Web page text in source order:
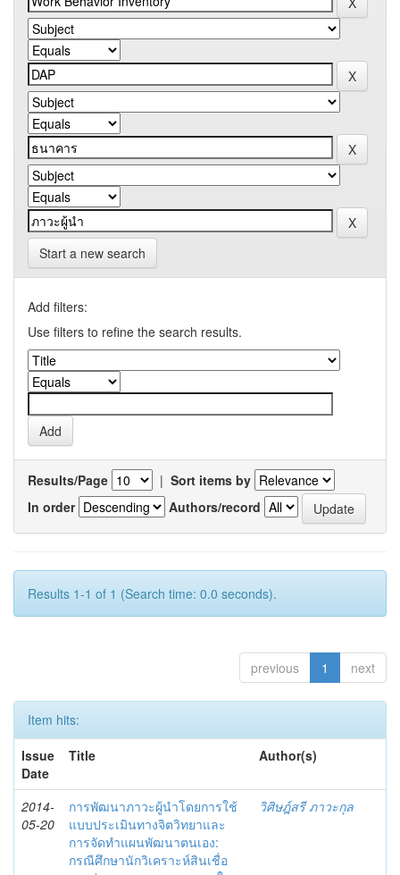
Start a new search
Add filters:
Use filters to refine the search results.
Results/Page | Sort items by
In order
Authors/record
Results 1-1 of 1 (Search time: 0.0 seconds).
previous 1 next
Item hits:
Issue
Date
Title Author(s)
2014-
05-20
การพัฒนาภาวะผู้นำโดยการใช้
แบบประเมินทางจิตวิทยาและ
การจัดทำแผนพัฒนาตนเอง:
กรณีศึกษานักวิเคราะห์สินเชื่อ
วิศิษฎ์สรี ภาวะกุล